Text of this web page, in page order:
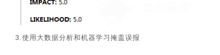
3.使用大数据分析和机器学习掩盖误报